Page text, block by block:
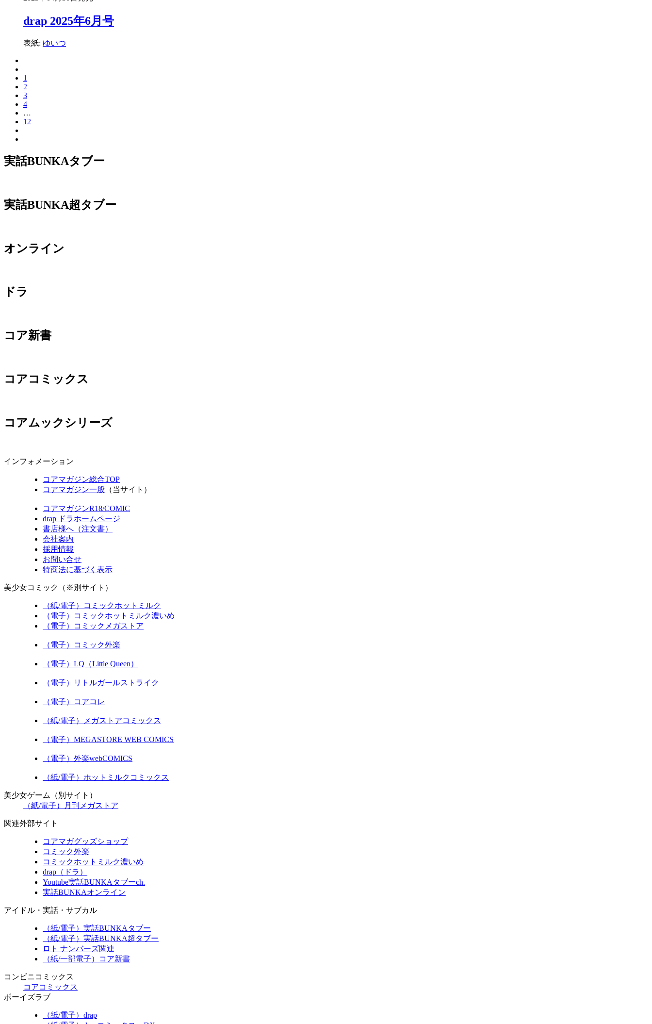
drap 2025年6月号
表紙: ゆいつ
1
2
3
4
…
12
実話BUNKAタブー
実話BUNKA超タブー
オンライン
ドラ
コア新書
コアコミックス
コアムックシリーズ
インフォメーション
コアマガジン総合TOP
コアマガジン一般 （当サイト）
コアマガジンR18/COMIC
drap ドラホームページ
書店様へ（注文書）
会社案内
採用情報
お問い合せ
特商法に基づく表示
美少女コミック（※別サイト）
（紙/電子）コミックホットミルク
（電子）コミックホットミルク濃いめ
（電子）コミックメガストア
（電子）コミック外楽
（電子）LQ（Little Queen）
（電子）リトルガールストライク
（電子）コアコレ
（紙/電子）メガストアコミックス
（電子）MEGASTORE WEB COMICS
（電子）外楽webCOMICS
（紙/電子）ホットミルクコミックス
美少女ゲーム（別サイト）
（紙/電子）月刊メガストア
関連外部サイト
コアマガグッズショップ
コミック外楽
コミックホットミルク濃いめ
drap（ドラ）
Youtube実話BUNKAタブーch.
実話BUNKAオンライン
アイドル・実話・サブカル
（紙/電子）実話BUNKAタブー
（紙/電子）実話BUNKA超タブー
ロト ナンバーズ関連
（紙/一部電子）コア新書
コンビニコミックス
コアコミックス
ボーイズラブ
（紙/電子）drap